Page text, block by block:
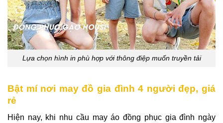
Lựa chọn hình in phù hợp với thông điệp muốn truyền tải
Bật mí nơi may đồ gia đình 4 người đẹp, giá
rẻ
Hiện nay, khi nhu cầu may áo đồng phục gia đình ngày